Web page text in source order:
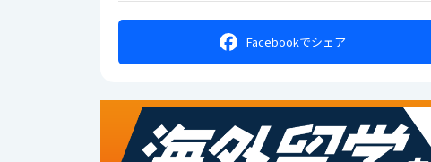
Facebookでシェア